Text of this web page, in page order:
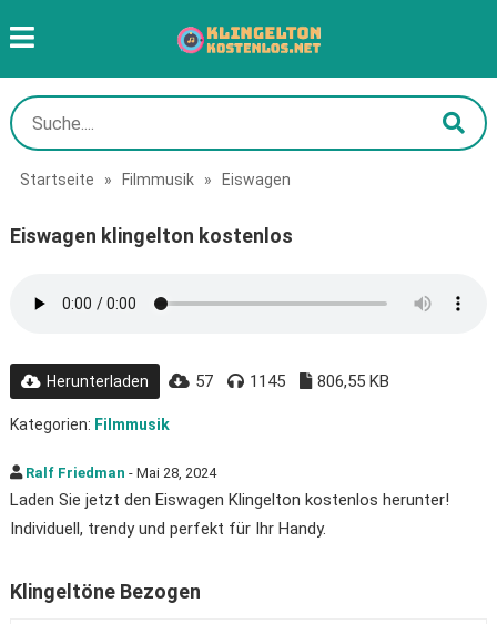
Startseite » Filmmusik » Eiswagen
Eiswagen klingelton kostenlos
Herunterladen 57 1145 806,55 KB
Kategorien: Filmmusik
Ralf Friedman - Mai 28, 2024
Laden Sie jetzt den Eiswagen Klingelton kostenlos herunter!
Individuell, trendy und perfekt für Ihr Handy.
Klingeltöne Bezogen